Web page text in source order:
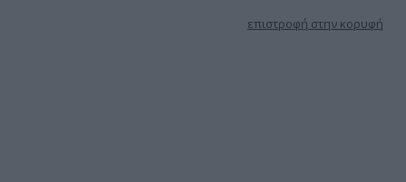
επιστροφή στην κορυφή